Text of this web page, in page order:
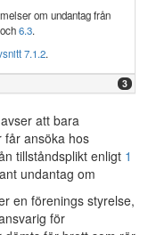
om undantag från
och6.3.
7.1.2.
3
att bara
får ansöka hos
tillståndsplikt enligt 1
undantag om
en förenings styrelse,
för